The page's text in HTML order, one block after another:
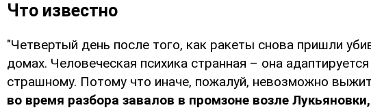
Что известно
"Четвертый день после того, как ракеты снова пришли
домах. Человеческая психика странная – она
страшному. Потому что иначе, пожалуй, невозможно
во время разбора завалов в промзоне возле